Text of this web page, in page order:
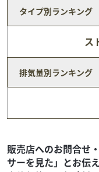
ヤマハ
69
タイプ別ランキング
ス
排気量別ランキング
販売店へのお問合せ
サーを見た」とお伝